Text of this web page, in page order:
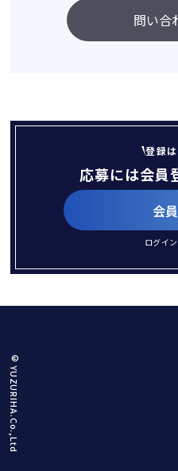
問い合
登録は
応募には会員
会
ログイ
© YUZURIHA.Co.,Ltd